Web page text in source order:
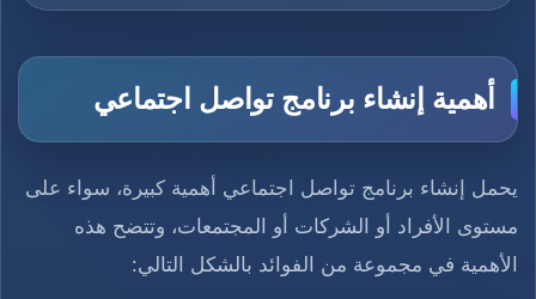
أهمية إنشاء برنامج تواصل اجتماعي
يحمل إنشاء برنامج تواصل اجتماعي أهمية كبيرة، سواء على
مستوى الأفراد أو الشركات أو المجتمعات، وتتضح هذه
الأهمية في مجموعة من الفوائد بالشكل التالي: